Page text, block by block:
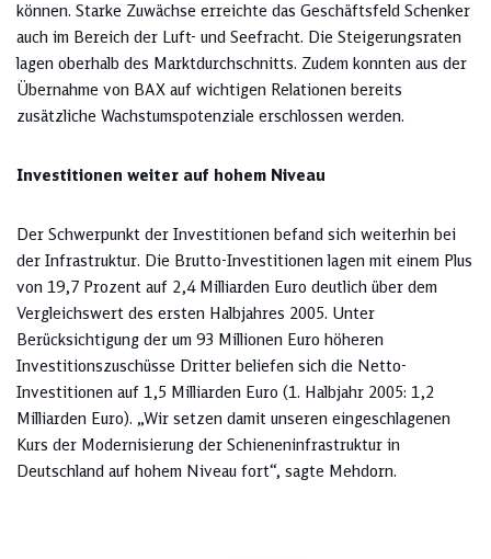
können. Starke Zuwächse erreichte das Geschäftsfeld Schenker
auch im Bereich der Luft- und Seefracht. Die Steigerungsraten
lagen oberhalb des Marktdurchschnitts. Zudem konnten aus der
Übernahme von BAX auf wichtigen Relationen bereits
zusätzliche Wachstumspotenziale erschlossen werden.
Investitionen weiter auf hohem Niveau
Der Schwerpunkt der Investitionen befand sich weiterhin bei
der Infrastruktur. Die Brutto-Investitionen lagen mit einem Plus
von 19,7 Prozent auf 2,4 Milliarden Euro deutlich über dem
Vergleichswert des ersten Halbjahres 2005. Unter
Berücksichtigung der um 93 Millionen Euro höheren
Investitionszuschüsse Dritter beliefen sich die Netto-
Investitionen auf 1,5 Milliarden Euro (1. Halbjahr 2005: 1,2
Milliarden Euro). „Wir setzen damit unseren eingeschlagenen
Kurs der Modernisierung der Schieneninfrastruktur in
Deutschland auf hohem Niveau fort“, sagte Mehdorn.